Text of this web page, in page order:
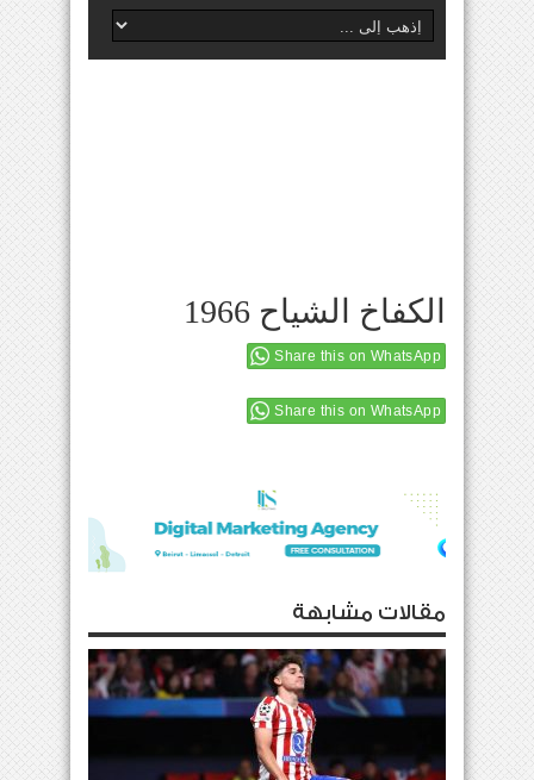
الكفاخ الشياح 1966
Share this on WhatsApp
Share this on WhatsApp
مقالات مشابهة